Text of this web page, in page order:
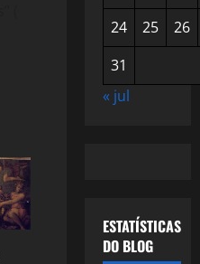
24
25
26
31
« jul
ESTATÍSTICAS
DO BLOG